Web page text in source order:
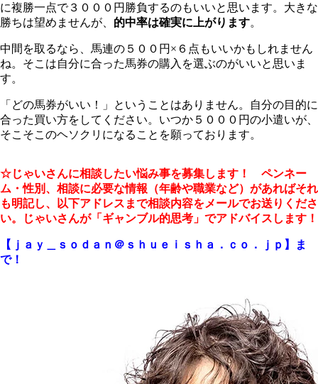
に複勝一点で３０００円勝負するのもいいと思います。大きな
勝ちは望めませんが、 的中率は確実に上がります。
中間を取るなら、馬連の５００円×６点もいいかもしれません
ね。そこは自分に合った馬券の購入を選ぶのがいいと思いま
す。
「どの馬券がいい！」ということはありません。自分の目的に
合った買い方をしてください。いつか５０００円の小遣いが、
そこそこのヘソクリになることを願っております。
☆じゃいさんに相談したい悩み事を募集します！ ペンネー
ム・性別、相談に必要な情報（年齢や職業など）があればそれ
も明記し、以下アドレスまで相談内容をメールでお送りくださ
い。じゃいさんが「ギャンブル的思考」でアドバイスします！
【ｊａｙ＿ｓｏｄａｎ＠ｓｈｕｅｉｓｈａ．ｃｏ．ｊｐ】ま
で！